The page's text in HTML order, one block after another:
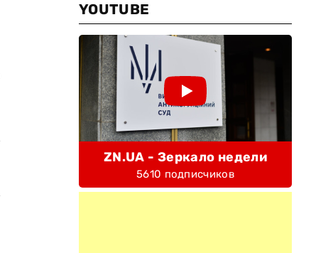
YOUTUBE
ZN.UA - Зеркало недели
5610 подписчиков